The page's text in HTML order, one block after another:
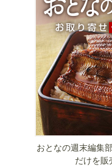
おとなの週末編集
だけを販